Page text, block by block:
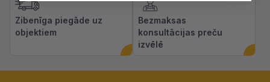
Zibenīga piegāde uz
objektiem
Bezmaksas
konsultācijas preču
izvēlē